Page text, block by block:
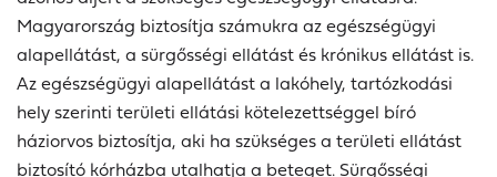
Magyarország biztosítja számukra az egészségügyi
alapellátást, a sürgősségi ellátást és krónikus ellátást is.
Az egészségügyi alapellátást a lakóhely, tartózkodási
hely szerinti területi ellátási kötelezettséggel bíró
háziorvos biztosítja, aki ha szükséges a területi ellátást
biztosító kórházba utalhatja a beteget. Sürgősségi